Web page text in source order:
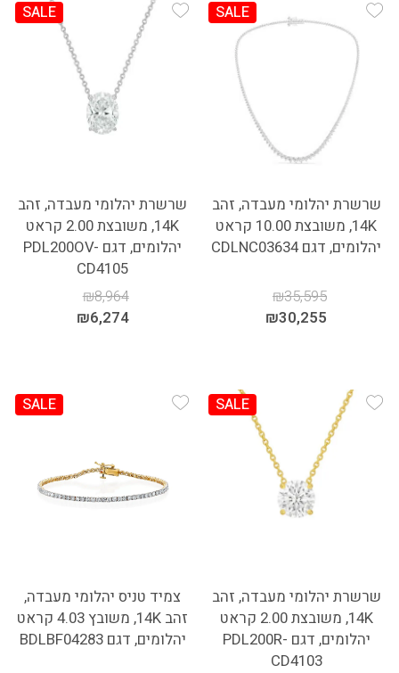
Add Wishlist
SALE
שרשרת יהלומי מעבדה, זהב
14K, משובצת 10.00 קראט
יהלומים, דגם CDLNC03634
₪35,595
₪30,255
Add Wishlist
SALE
שרשרת יהלומי מעבדה, זהב
14K, משובצת 2.00 קראט
יהלומים, דגם PDL200OV-
CD4105
₪8,964
₪6,274
Add Wishlist
SALE
שרשרת יהלומי מעבדה, זהב
14K, משובצת 2.00 קראט
יהלומים, דגם PDL200R-
CD4103
SALE
צמיד טניס יהלומי מעבדה,
זהב 14K, משובץ 4.03 קראט
יהלומים, דגם BDLBF04283